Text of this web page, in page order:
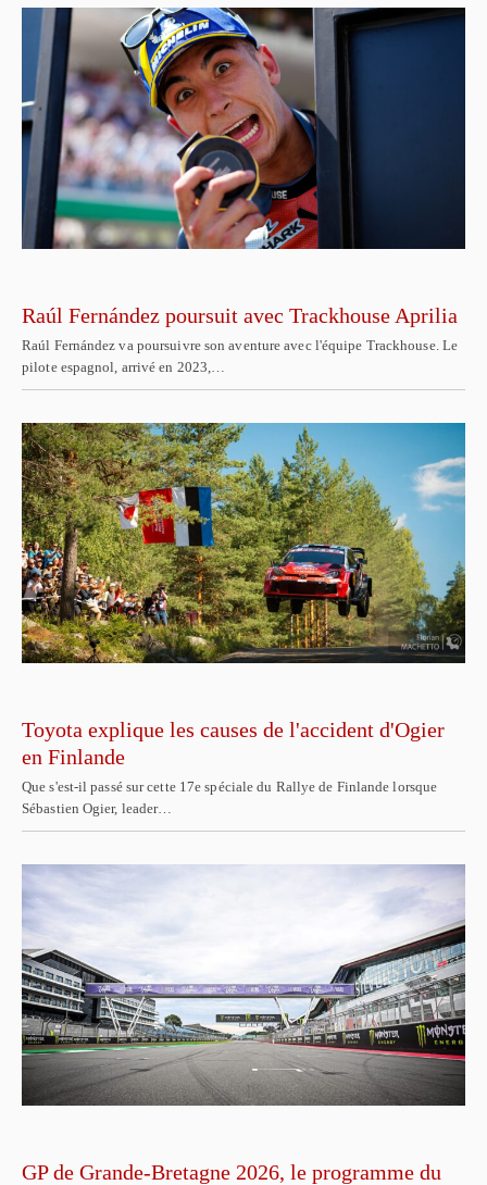
Raúl Fernández poursuit avec Trackhouse Aprilia
Raúl Fernández va poursuivre son aventure avec l'équipe Trackhouse. Le
pilote espagnol, arrivé en 2023,…
Toyota explique les causes de l'accident d'Ogier
en Finlande
Que s'est-il passé sur cette 17e spéciale du Rallye de Finlande lorsque
Sébastien Ogier, leader…
GP de Grande-Bretagne 2026, le programme du